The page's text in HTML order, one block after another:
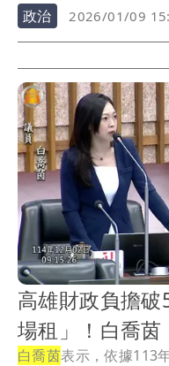
高雄...
政治 2026/01/09
高雄財政負擔
場租」！白喬茵
白喬茵表示，依據113